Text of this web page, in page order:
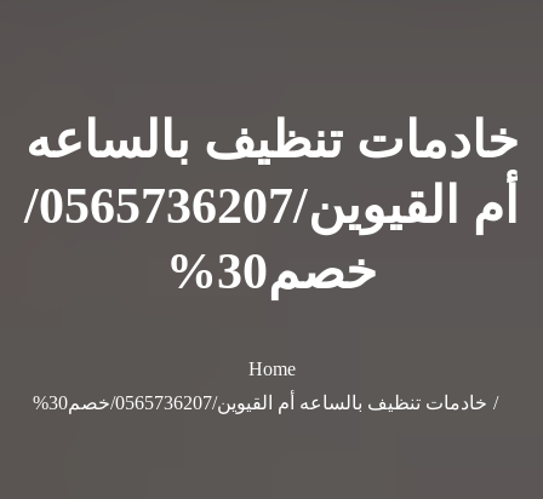
خادمات تنظيف بالساعه
أم القيوين/0565736207/
خصم30%
Home
خادمات تنظيف بالساعه أم القيوين/0565736207/خصم30%